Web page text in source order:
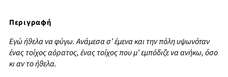
Περιγραφή
Εγώ ήθελα να φύγω. Ανάμεσα σ’ έμενα και την πόλη υψωνόταν
ένας τοίχος αόρατος, ένας τοίχος που μ’ εμπόδιζε να ανήκω, όσο
κι αν το ήθελα.